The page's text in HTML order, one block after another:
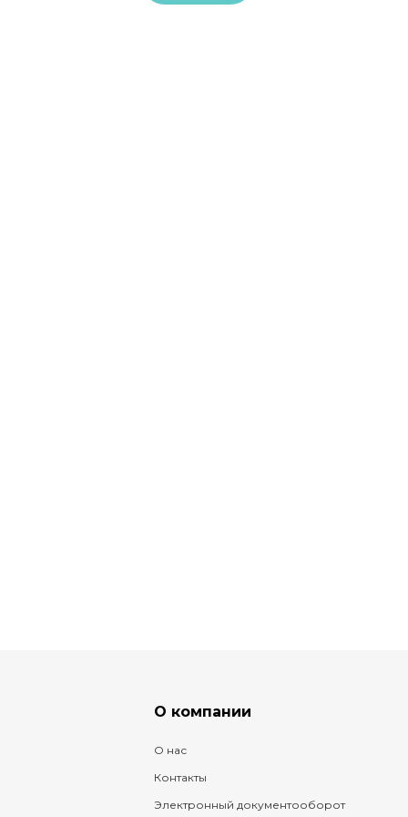
О компании
О нас
Контакты
Электронный документооборот